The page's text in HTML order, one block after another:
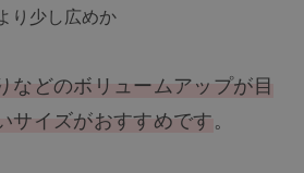
り少し広めか
などのボリュームアップが目
サイズがおすすめです。